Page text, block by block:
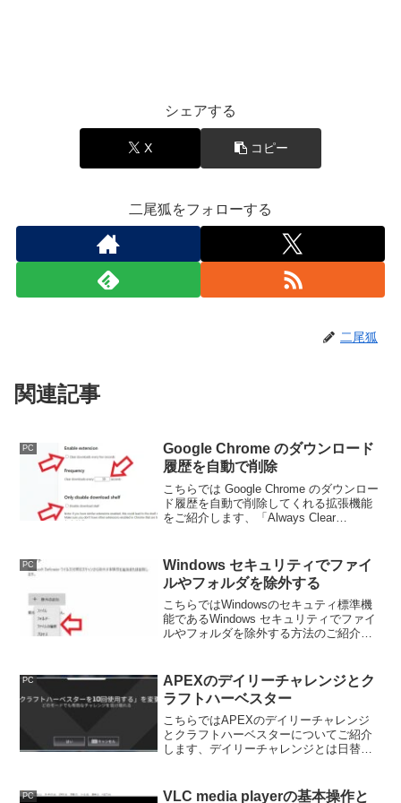
シェアする
X コピー
二尾狐をフォローする
二尾狐
関連記事
PC
Google Chrome のダウンロード
履歴を自動で削除
こちらでは Google Chrome のダウンロー
ド履歴を自動で削除してくれる拡張機能
をご紹介します、「Always Clear
を削除してくれます。
PC
Windows セキュリティでファイ
ルやフォルダを除外する
こちらではWindowsのセキュティ標準機
能であるWindows セキュリティでファイ
ルやフォルダを除外する方法のご紹介で
などを選択して除外対象を設定する事が
出来ます。
PC
APEXのデイリーチャレンジとク
ラフトハーベスター
こちらではAPEXのデイリーチャレンジ
とクラフトハーベスターについてご紹介
します、デイリーチャレンジとは日替わ
い「クラフトハーベスター」について確
PC VLC media playerの基本操作と